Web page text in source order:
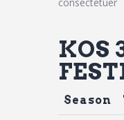
KOS
Season